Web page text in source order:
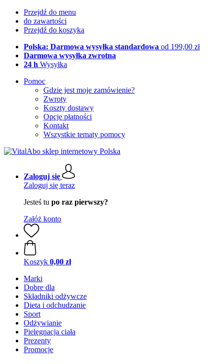
Przejdź do menu
do zawartości
Przejdź do koszyka
Polska: Darmowa wysyłka standardowa od 199,00 zł
Darmowa wysyłka zwrotna
24 h Wysyłka
Pomoc
Gdzie jest moje zamówienie?
Zwroty
Koszty dostawy
Opcje płatności
Kontakt
Wszystkie tematy pomocy
Zaloguj się
Zaloguj się teraz
Jesteś tu po raz pierwszy?
Załóż konto
Koszyk 0,00 zł
Marki
Dobre dla
Składniki odżywcze
Dieta i odchudzanie
Sport
Odżywianie
Pielęgnacja ciała
Prezenty
Promocje